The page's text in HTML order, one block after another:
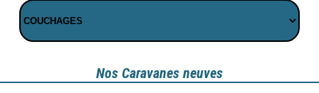
Nos Caravanes neuves